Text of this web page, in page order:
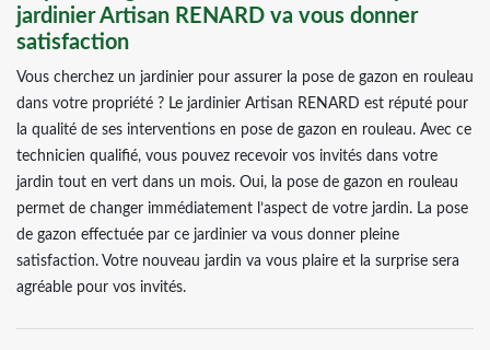
jardinier Artisan RENARD va vous donner
satisfaction
Vous cherchez un jardinier pour assurer la pose de gazon en rouleau
dans votre propriété ? Le jardinier Artisan RENARD est réputé pour
la qualité de ses interventions en pose de gazon en rouleau. Avec ce
technicien qualifié, vous pouvez recevoir vos invités dans votre
jardin tout en vert dans un mois. Oui, la pose de gazon en rouleau
permet de changer immédiatement l’aspect de votre jardin. La pose
de gazon effectuée par ce jardinier va vous donner pleine
satisfaction. Votre nouveau jardin va vous plaire et la surprise sera
agréable pour vos invités.